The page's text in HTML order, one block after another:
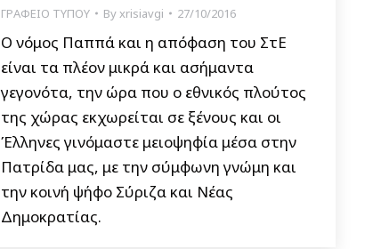
ΓΡΑΦΕΙΟ ΤΥΠΟΥ Byxrisiavgi 27/10/2016
Ο νόμος Παππά και η απόφαση του ΣτΕ
είναι τα πλέον μικρά και ασήμαντα
γεγονότα, την ώρα που ο εθνικός πλούτος
της χώρας εκχωρείται σε ξένους και οι
Έλληνες γινόμαστε μειοψηφία μέσα στην
Πατρίδα μας, με την σύμφωνη γνώμη και
την κοινή ψήφο Σύριζα και Νέας
Δημοκρατίας.